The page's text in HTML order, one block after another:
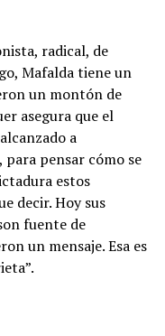
radical, de
Mafalda tiene un
un montón de
asegura que el
a
pensar cómo se
estos
decir. Hoy sus
fuente de
un mensaje. Esa es